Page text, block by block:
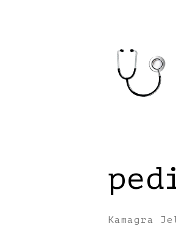
Kamagra